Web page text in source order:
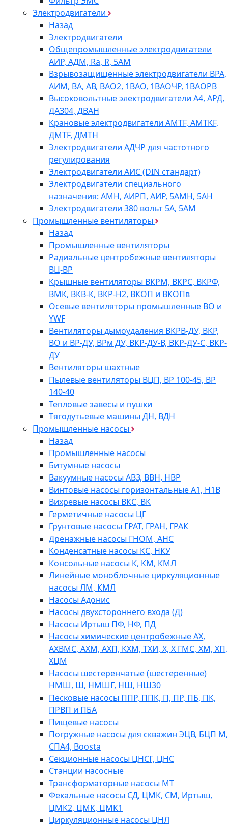
Электродвигатели
Назад
Электродвигатели
Общепромышленные электродвигатели
АИР, АДМ, Ra, R, 5AM
Взрывозащищенные электродвигатели ВРА,
АИМ, ВА, АВ, ВАO2, 1ВАО, 1ВАОЧР, 1ВАОРВ
Высоковольтные электродвигатели A4, АРД,
ДАЗ04, ДВАН
Крановые электродвигатели AMTF, AMTKF,
ДMTF, ДМТН
Электродвигатели АДЧР для частотного
регулирования
Электродвигатели АИС (DIN стандарт)
Электродвигатели специального
назначения: АМН, АИРП, АИР, 5АМН, 5АН
Электродвигатели 380 вольт 5А, 5АМ
Промышленные вентиляторы
Назад
Промышленные вентиляторы
Радиальные центробежные вентиляторы
ВЦ-ВР
Крышные вентиляторы ВКРМ, ВКРС, ВКРФ,
ВМК, ВКВ-К, ВКР-Н2, ВКОП и ВКОПв
Осевые вентиляторы промышленные ВО и
YWF
Вентиляторы дымоудаления ВКРВ-ДУ, ВКР,
ВО и ВР-ДУ, ВРм ДУ, ВКР-ДУ-В, ВКР-ДУ-С, ВКР-
ДУ
Вентиляторы шахтные
Пылевые вентиляторы ВЦП, ВР 100-45, ВР
140-40
Тепловые завесы и пушки
Тягодутьевые машины ДН, ВДН
Промышленные насосы
Назад
Промышленные насосы
Битумные насосы
Вакуумные насосы АВЗ, ВВН, НВР
Винтовые насосы горизонтальные А1, Н1В
Вихревые насосы ВКС, ВК
Герметичные насосы ЦГ
Грунтовые насосы ГРАТ, ГРАН, ГРАК
Дренажные насосы ГНОМ, АНС
Конденсатные насосы КС, НКУ
Консольные насосы К, КМ, КМЛ
Линейные моноблочные циркуляционные
насосы ЛМ, КМЛ
Насосы Адонис
Насосы двухстороннего входа (Д)
Насосы Иртыш ПФ, НФ, ПД
Насосы химические центробежные АХ,
АХВМС, АХМ, АХП, КХМ, ТХИ, Х, Х ГМС, ХМ, ХП,
ХЦМ
Насосы шестеренчатые (шестеренные)
НМШ, Ш, НМШГ, НШ, НШ30
Песковые насосы ППР, ППК, П, ПР, ПБ, ПК,
ПРВП и ПБА
Пищевые насосы
Погружные насосы для скважин ЭЦВ, БЦП М,
СПА4, Boosta
Секционные насосы ЦНСГ, ЦНС
Станции насосные
Трансформаторные насосы МТ
Фекальные насосы СД, ЦМК, СМ, Иртыш,
ЦМК2, ЦМК, ЦМК1
Циркуляционные насосы ЦНЛ